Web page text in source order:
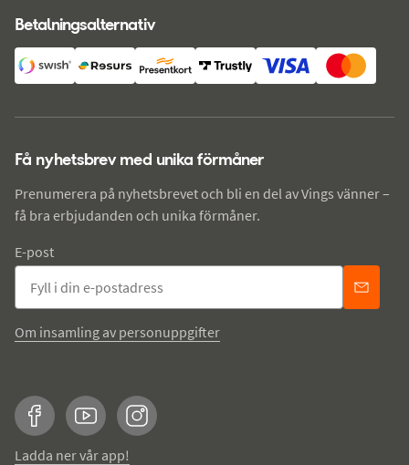
Betalningsalternativ
Få nyhetsbrev med unika förmåner
Prenumerera på nyhetsbrevet och bli en del av Vings vänner –
få bra erbjudanden och unika förmåner.
E-post
Om insamling av personuppgifter
FacebookYouTubeInstagram
Ladda ner vår app!